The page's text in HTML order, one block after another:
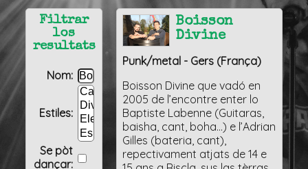
Boisson
Divine
Punk/metal - Gers (França)
Boisson Divine que vadó en
2005 de l’encontre enter lo
Baptiste Labenne (Guitaras,
baisha, cant, boha…) e l’Adrian
Gilles (bateria, cant),
repectivament atjats de 14 e
Filtrar
los
resultats
Nom:
Estiles:
Se pòt
dançar: